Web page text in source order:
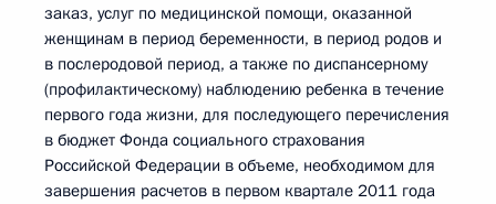
заказ, услуг по медицинской помощи, оказанной
женщинам в период беременности, в период родов и
в послеродовой период, а также по диспансерному
(профилактическому) наблюдению ребенка в течение
первого года жизни, для последующего перечисления
в бюджет Фонда социального страхования
Российской Федерации в объеме, необходимом для
завершения расчетов в первом квартале 2011 года